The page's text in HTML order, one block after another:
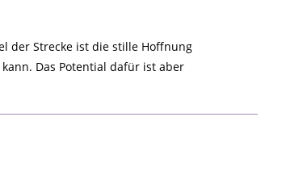
der Strecke ist die stille Hoffnung
Das Potential dafür ist aber